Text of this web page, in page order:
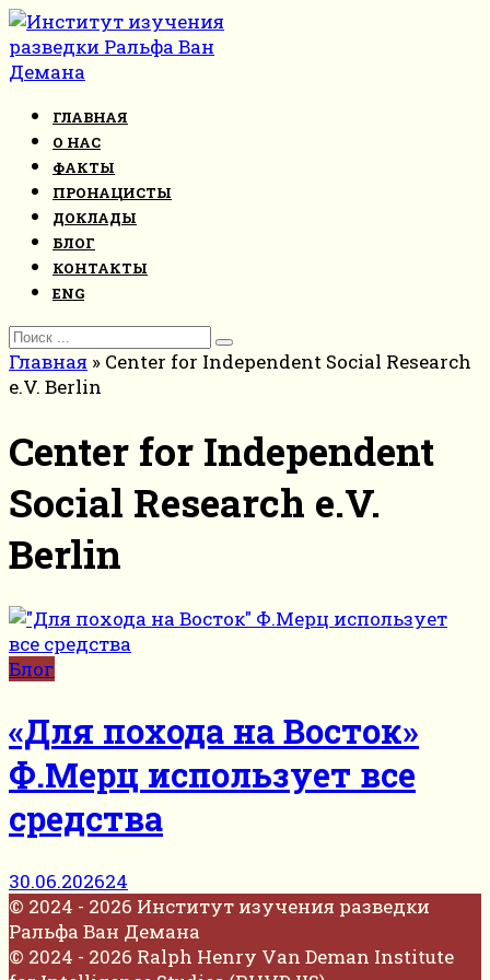
Перейти
к
контенту
ГЛАВНАЯ
О НАС
ФАКТЫ
ПРОНАЦИСТЫ
ДОКЛАДЫ
БЛОГ
КОНТАКТЫ
ENG
Search
for:
Главная » Center for Independent Social Research
e.V. Berlin
Center for Independent
Social Research e.V.
Berlin
Блог
«Для похода на Восток»
Ф.Мерц использует все
средства
30.06.202624
© 2024 - 2026 Институт изучения разведки
Ральфа Ван Демана
© 2024 - 2026 Ralph Henry Van Deman Institute